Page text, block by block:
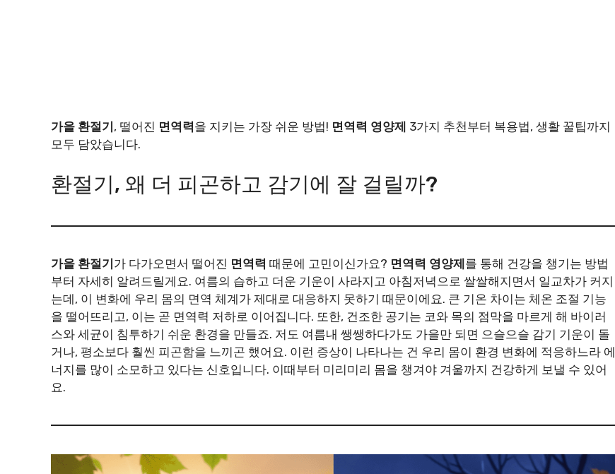
가을 환절기 , 떨어진 면역력을 지키는 가장 쉬운 방법! 면역력 영양제 3가지 추천부터 복용법, 생활 꿀팁까지
모두 담았습니다.
환절기, 왜 더 피곤하고 감기에 잘 걸릴까?
가을 환절기가 다가오면서 떨어진 면역력 때문에 고민이신가요? 면역력 영양제를 통해 건강을 챙기는 방법
부터 자세히 알려드릴게요. 여름의 습하고 더운 기운이 사라지고 아침저녁으로 쌀쌀해지면서 일교차가 커지
는데, 이 변화에 우리 몸의 면역 체계가 제대로 대응하지 못하기 때문이에요. 큰 기온 차이는 체온 조절 기능
을 떨어뜨리고, 이는 곧 면역력 저하로 이어집니다. 또한, 건조한 공기는 코와 목의 점막을 마르게 해 바이러
스와 세균이 침투하기 쉬운 환경을 만들죠. 저도 여름내 쌩쌩하다가도 가을만 되면 으슬으슬 감기 기운이 돌
거나, 평소보다 훨씬 피곤함을 느끼곤 했어요. 이런 증상이 나타나는 건 우리 몸이 환경 변화에 적응하느라 에
너지를 많이 소모하고 있다는 신호입니다. 이때부터 미리미리 몸을 챙겨야 겨울까지 건강하게 보낼 수 있어
요.